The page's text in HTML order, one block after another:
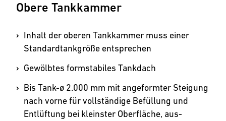
Obere Tankkammer
Inhalt der oberen Tankkammer muss einer
Standardtankgröße entsprechen
Gewölbtes formstabiles Tankdach
Bis Tank-ø 2.000 mm mit angeformter Steigung
nach vorne für vollständige Befüllung und
Entlüftung bei kleinster Oberfläche, aus­